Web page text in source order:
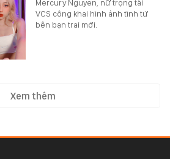
Mercury Nguyen, nữ trọng tài
VCS công khai hình ảnh tình tứ
bên bạn trai mới.
Xem thêm